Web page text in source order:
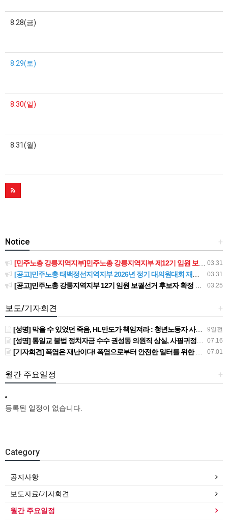
8.28(금)
8.29(토)
8.30(일)
8.31(월)
+
Notice
03.31
[민주노총 강릉지역지부]민주노총 강릉지역지부 제12기 임원 보궐선거결과 공고
03.31
[공고]민주노총 태백정선지역지부 2026년 정기 대의원대회 재소집 건
03.25
[공고]민주노총 강릉지역지부 12기 임원 보궐선거 후보자 확정 공고
+
보도/기자회견
9일전
[성명] 막을 수 있었던 죽음, HL만도가 책임져라 : 청년노동자 사망사고의 철저한 진상규명과 재발방지 대책 마련하라
07.16
[성명] 통일교 불법 정치자금 수수 권성동 의원직 상실, 사필귀정이다
07.01
[기자회견] 폭염은 재난이다! 폭염으로부터 안전한 일터를 위한 민주노총 강원지역본부 폭염감시단 선포 기자회견
+
월간 주요일정
등록된 일정이 없습니다.
Category
공지사항
보도자료/기자회견
월간 주요일정